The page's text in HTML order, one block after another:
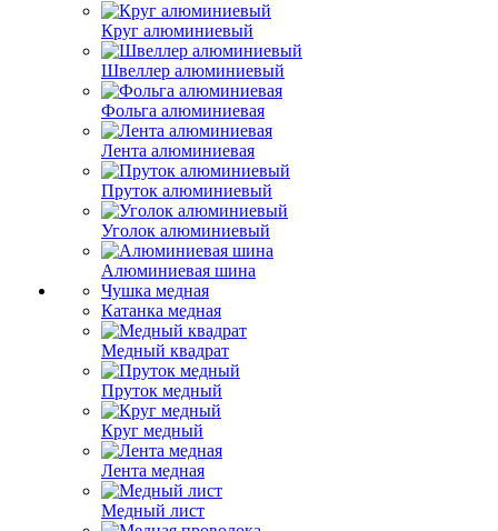
Круг алюминиевый
Швеллер алюминиевый
Фольга алюминиевая
Лента алюминиевая
Пруток алюминиевый
Уголок алюминиевый
Алюминиевая шина
Чушка медная
Катанка медная
Медный квадрат
Пруток медный
Круг медный
Лента медная
Медный лист